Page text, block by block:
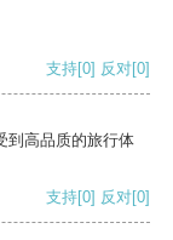
支持[0] 反对[0]
到高品质的旅行体
支持[0] 反对[0]